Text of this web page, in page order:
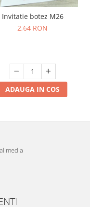
Invitatie botez M26
2,64 RON
ADAUGA IN COS
media